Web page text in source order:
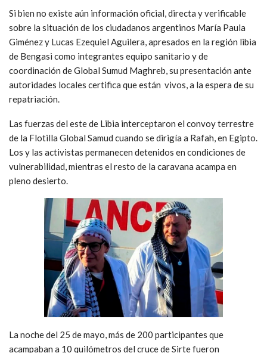
Si bien no existe aún información oficial, directa y verificable
sobre la situación de los ciudadanos argentinos María Paula
Giménez y Lucas Ezequiel Aguilera, apresados en la región libia
de Bengasi como integrantes equipo sanitario y de
coordinación de Global Sumud Maghreb, su presentación ante
autoridades locales certifica que están vivos, a la espera de su
repatriación.
Las fuerzas del este de Libia interceptaron el convoy terrestre
de la Flotilla Global Samud cuando se dirigía a Rafah, en Egipto.
Los y las activistas permanecen detenidos en condiciones de
vulnerabilidad, mientras el resto de la caravana acampa en
pleno desierto.
La noche del 25 de mayo, más de 200 participantes que
acampaban a 10 quilómetros del cruce de Sirte fueron